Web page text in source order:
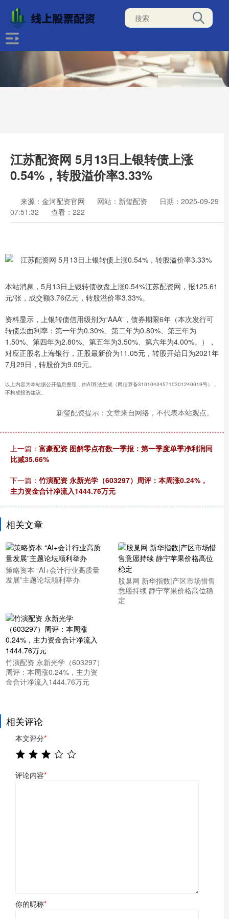
江苏配资网 5月13日上银转债上涨
0.54%，转股溢价率3.33%
来源：金河配资官网 网站：新玺配资
日期：2025-09-29
07:51:32
查看：222
本站消息，5月13日上银转债收盘上涨0.54%江苏配资网，报125.61
元/张，成交额3.76亿元，转股溢价率3.33%。
资料显示，上银转债信用级别为“AAA”，债券期限6年（本次发行可
转债票面利率：第一年为0.30%、第二年为0.80%、第三年为
1.50%、第四年为2.80%、第五年为3.50%、第六年为4.00%。），
对应正股名上海银行，正股最新价为11.05元，转股开始日为2021年
7月29日，转股价为9.09元。
以上内容为本站据公开信息整理，由AI算法生成（网信算备310104345710301240019号），
不构成投资建议。
新玺配资提示：文章来自网络，不代表本站观点。
上一篇： 富豪配资 图解零点有数一季报：第一季度单季净利润同
比减35.66%
下一篇： 竹演配资 永新光学（603297）周评：本周涨0.24%，
主力资金合计净流入1444.76万元
相关文章
策略资本 “AI+会计行业高质量
发展”主题论坛顺利举办
股巢网 新华指数|产区市场惜售
意愿持续 静宁苹果价格高位稳
定
竹演配资 永新光学（603297）
周评：本周涨0.24%，主力资
金合计净流入1444.76万元
相关评论
本文评分*
评论内容*
你的昵称*